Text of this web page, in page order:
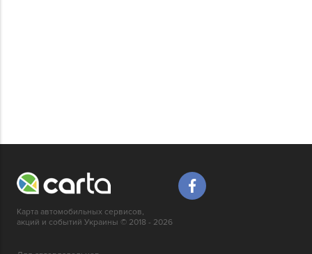
Карта автомобильных сервисов,
акций и событий Украины © 2018 - 2026